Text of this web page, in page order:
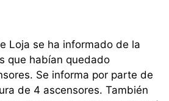
Loja se ha informado de la
que habían quedado
Se informa por parte de
de 4 ascensores. También